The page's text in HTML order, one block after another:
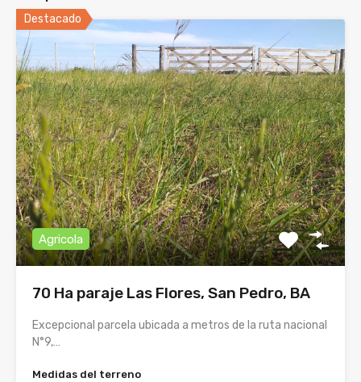
Destacado
Agricola
70 Ha paraje Las Flores, San Pedro, BA
Excepcional parcela ubicada a metros de la ruta nacional
N°9,…
Medidas del terreno